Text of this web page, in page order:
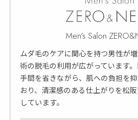
Men's Salon
ムダ毛のケアに関心を持つ男性が
術の脱毛の利用が広がっています
手間を省きながら、肌への負担を
おり、清潔感のある仕上がりを松
しています。